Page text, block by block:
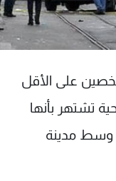
على الأقل
بضاحية تشتهر بأنها
وسط مدينة